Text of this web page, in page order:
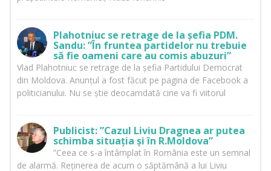
Plahotniuc se retrage de la șefia PDM.
Sandu: ”În fruntea partidelor nu trebuie
să fie oameni care au comis abuzuri”
Vlad Plahotniuc se retrage de la șefia Partidului Democrat
din Moldova. Anunțul a fost făcut pe pagina de Facebook a
politicianului. Nu se știe deocamdată cine va fi viitorul
Publicist: ”Cazul Liviu Dragnea ar putea
schimba situația și în R.Moldova”
”Ceea ce s-a întâmplat în România este un semnal
de alarmă. Reținerea de acum o săptămână a lui Liviu